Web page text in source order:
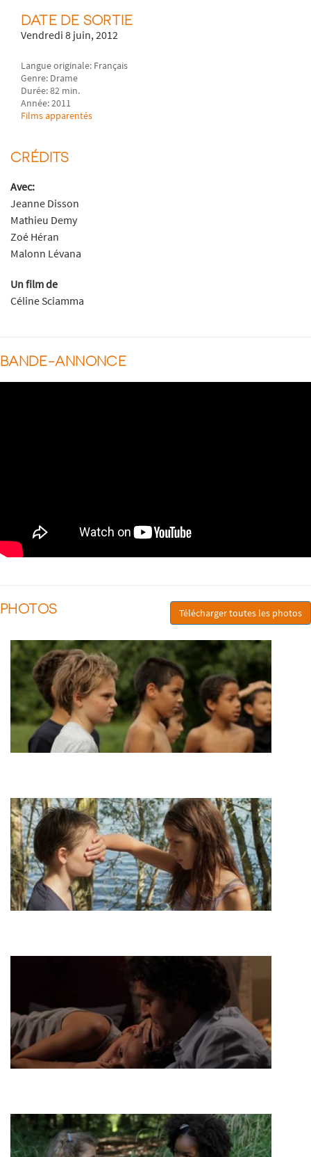
DATE DE SORTIE
Vendredi 8 juin, 2012
Langue originale: Français
Genre: Drame
Durée: 82 min.
Année: 2011
Films apparentés
CRÉDITS
Avec:
Jeanne Disson
Mathieu Demy
Zoé Héran
Malonn Lévana
Un film de
Céline Sciamma
BANDE-ANNONCE
PHOTOS Télécharger toutes les photos